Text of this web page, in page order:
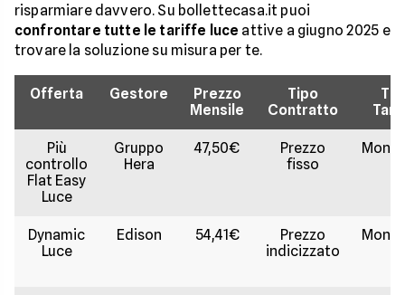
risparmiare davvero. Su bollettecasa.it puoi
confrontare tutte le tariffe luce attive a giugno 2025 e
trovare la soluzione su misura per te.
Offerta Gestore
Prezzo
Mensile
Tipo
Contratto
Più
controllo
Flat Easy
Luce
Gruppo
Hera
47,50€
Prezzo
fisso
Dynamic
Luce
Edison 54,41€
Prezzo
indicizzato